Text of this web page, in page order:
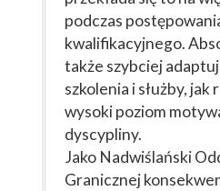
podczas
kwalifikacyjnego.
także szybciej
szkolenia i służby,
wysoki poziom
dyscypliny.
Jako Nadwiślański
Granicznej